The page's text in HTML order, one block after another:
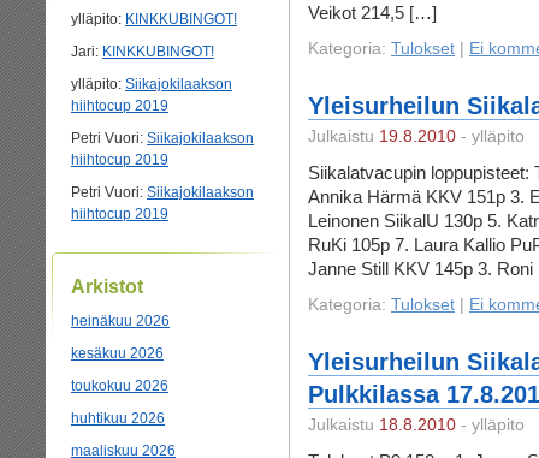
ylläpito: KINKKUBINGOT!
Jari: KINKKUBINGOT!
ylläpito: Siikajokilaakson
hiihtocup 2019
Petri Vuori: Siikajokilaakson
hiihtocup 2019
Petri Vuori: Siikajokilaakson
hiihtocup 2019
Arkistot
heinäkuu 2026
kesäkuu 2026
toukokuu 2026
huhtikuu 2026
maaliskuu 2026
Veikot 214,5 […]
Kategoria: Tulokset Ei
Yleisurheilun
Julkaistu 19.8.2010 - ylläpito
Siikalatvacupin loppupisteet:
Annika Härmä KKV 151p 3.
Leinonen SiikalU 130p 5.
RuKi 105p 7. Laura Kallio
Janne Still KKV 145p 3.
Kategoria: Tulokset Ei
Yleisurheilun
Pulkkilassa
Julkaistu 18.8.2010 - ylläpito